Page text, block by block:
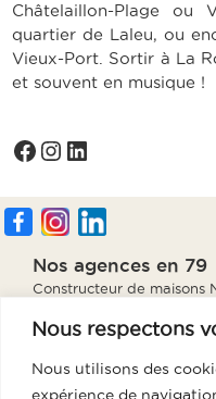
Nous respectons
Nous utilisons des
expérience de
Châtelaillon-Plage ou
quartier de Laleu, ou
Vieux-Port. Sortir à La
et souvent en musique !
Facebook
Instagram
LinkedIn
Nos agences en 79
Constructeur de maisons
Constructeur de maisons
Notre agence en 85